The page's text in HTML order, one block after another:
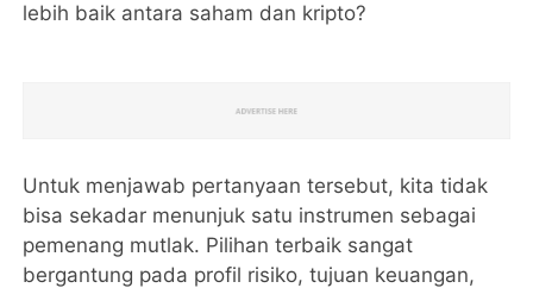
lebih baik antara saham dan kripto?
​Untuk menjawab pertanyaan tersebut, kita tidak
bisa sekadar menunjuk satu instrumen sebagai
pemenang mutlak. Pilihan terbaik sangat
bergantung pada profil risiko, tujuan keuangan,